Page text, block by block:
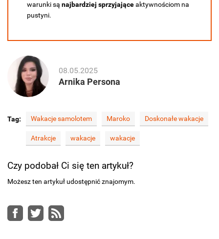
warunki są najbardziej sprzyjająceaktywnościom na
pustyni.
08.05.2025
Arnika Persona
Tag: Wakacje samolotem Maroko Doskonałe wakacje
Atrakcje wakacje wakacje
Czy podobał Ci się ten artykuł?
Możesz ten artykuł udostępnić znajomym.
Facebook
Twitter
RSS